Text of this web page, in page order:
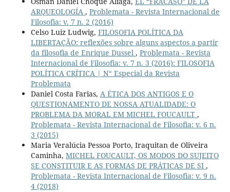
ARQUEOLOGÍA , Problemata - Revista Internacional de
Filosofia: v. 7 n. 2 (2016)
Celso Luiz Ludwig, FILOSOFIA POLÍTICA DA
LIBERTAÇÃO: reflexões sobre alguns aspectos a partir
da filosofia de Enrique Dussel , Problemata - Revista
Internacional de Filosofia: v. 7 n. 3 (2016): FILOSOFIA
POLÍTICA CRÍTICA | N° Especial da Revista
Problemata
Daniel Costa Farias, A ÉTICA DOS ANTIGOS E O
QUESTIONAMENTO DE NOSSA ATUALIDADE: O
PROBLEMA DA MORAL EM MICHEL FOUCAULT ,
Problemata - Revista Internacional de Filosofia: v. 6 n.
3 (2015)
Maria Veralúcia Pessoa Porto, Iraquitan de Oliveira
Caminha, MICHEL FOUCAULT, OS MODOS DO SUJEITO
SE CONSTITUIR E AS FORMAS DE PRÁTICAS DE SI ,
Problemata - Revista Internacional de Filosofia: v. 9 n.
4 (2018)